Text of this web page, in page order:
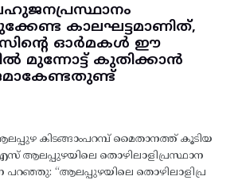
കാലഘട്ടമാണിത്,
ഓർമകൾ ഈ
മുന്നോട്ട്‌ കുതിക്കാൻ
കിടങ്ങാംപറമ്പ്‌ മൈതാനത്ത്‌ കൂടിയ
ആലപ്പുഴയിലെ തൊഴിലാളിപ്രസ്ഥാന
പറഞ്ഞു: “ആലപ്പുഴയിലെ തൊഴിലാളിപ്ര